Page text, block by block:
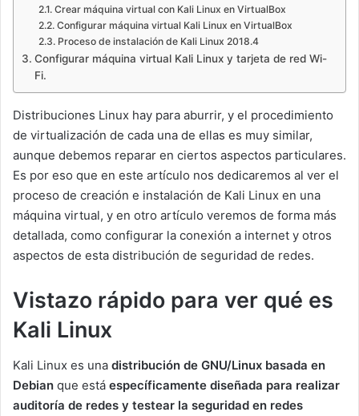
Crear máquina virtual con Kali Linux en VirtualBox
Configurar máquina virtual Kali Linux en VirtualBox
Proceso de instalación de Kali Linux 2018.4
Configurar máquina virtual Kali Linux y tarjeta de red Wi-
Fi.
Distribuciones Linux hay para aburrir, y el procedimiento
de virtualización de cada una de ellas es muy similar,
aunque debemos reparar en ciertos aspectos particulares.
Es por eso que en este artículo nos dedicaremos al ver el
proceso de creación e instalación de Kali Linux en una
máquina virtual, y en otro artículo veremos de forma más
detallada, como configurar la conexión a internet y otros
aspectos de esta distribución de seguridad de redes.
Vistazo rápido para ver qué es
Kali Linux
Kali Linux es una distribución de GNU/Linux basada en
Debian que está específicamente diseñada para realizar
auditoría de redes y testear la seguridad en redes